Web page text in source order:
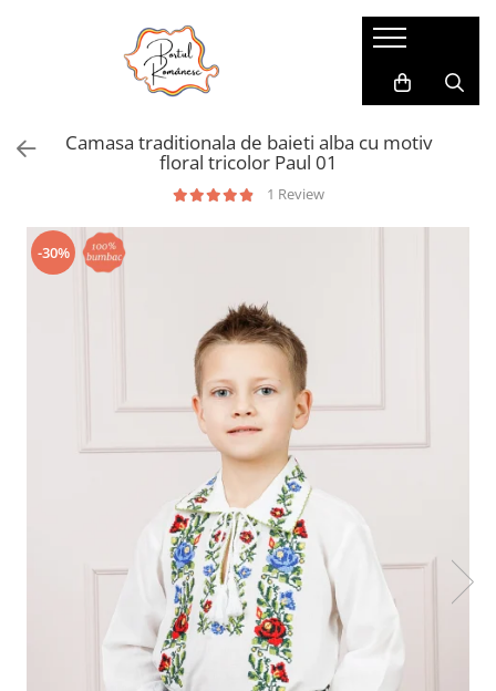
Pijamale Dama Marimi Mari
Pijamale Baieti
Pijamale Fetite
Imbracaminte copii
Imbracaminte Baieti
Camasa traditionala de baieti alba cu motiv
floral tricolor Paul 01
1 Review
-30%